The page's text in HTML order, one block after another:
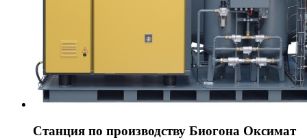
Станция по производству Биогона Оксимат